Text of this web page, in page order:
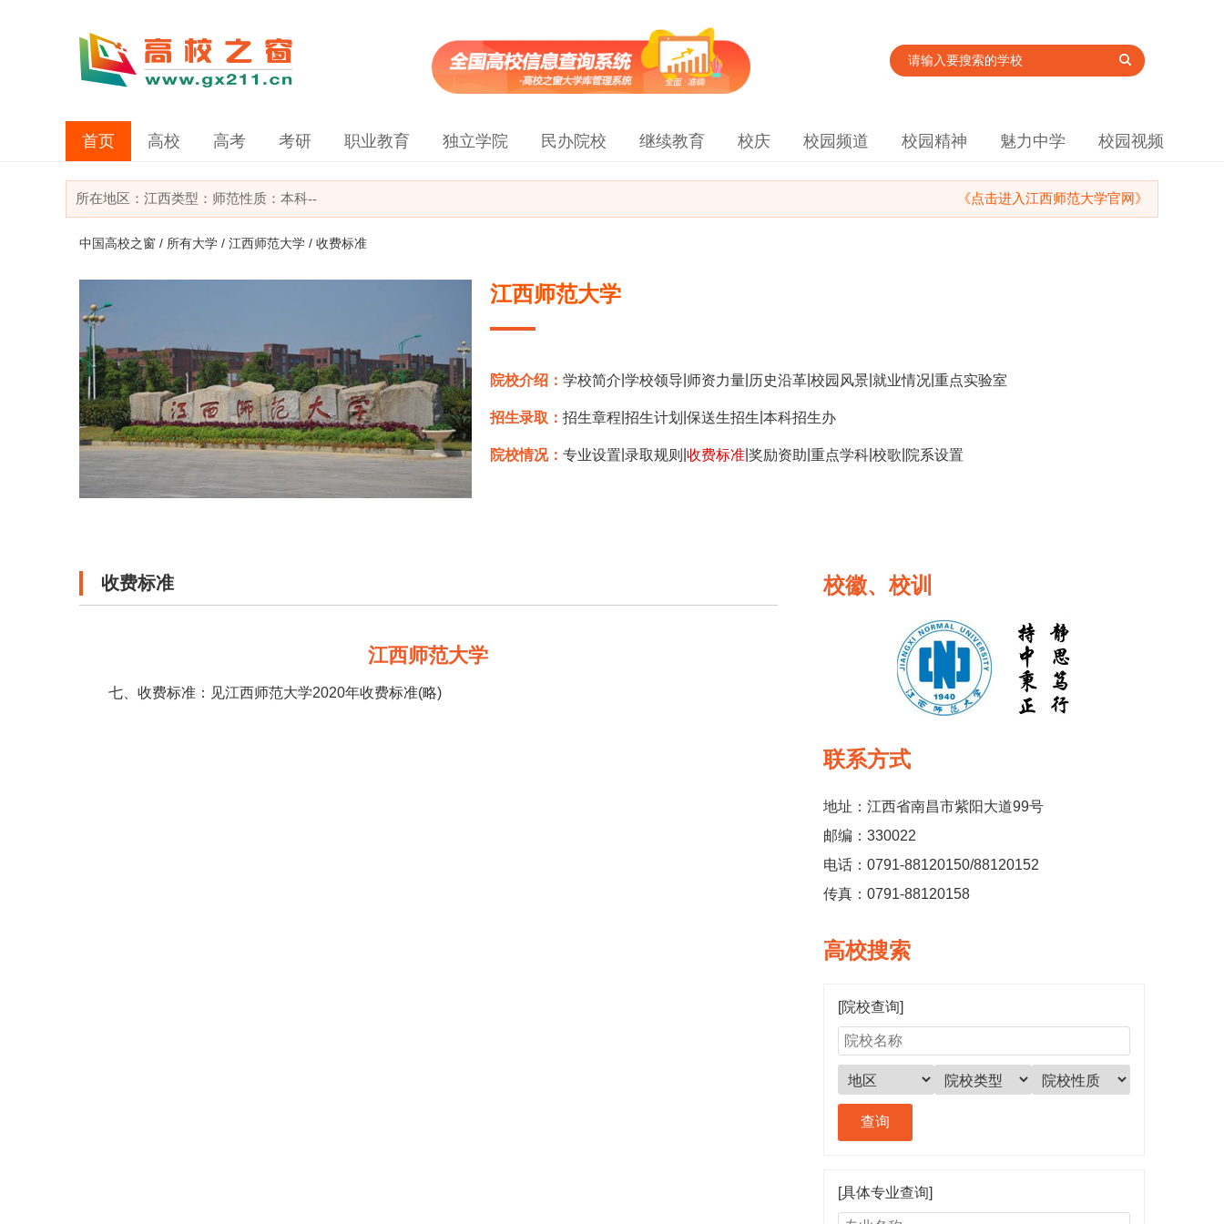
首页 高校 高考 考研 职业教育 独立学院 民办院校 继续教育 校庆 校园频道 校园精神 魅力中学 校园视频
所在地区： 江西类型： 师范性质：本科-- 《点击进入江西师范大学官网》
中国高校之窗 / 所有大学 / 江西师范大学 / 收费标准
江西师范大学
院校介绍：学校简介 |学校领导 师资力量 历史沿革 |校园风景 就业情况 |重点实验室
招生录取：招生章程 |招生计划 |保送生招生 |本科招生办
院校情况：专业设置 |录取规则 |收费标准 |奖励资助 |重点学科 |校歌 院系设置
收费标准
江西师范大学
七、收费标准：见江西师范大学2020年收费标准(略)
校徽、校训
联系方式
地址：江西省南昌市紫阳大道99号
邮编：330022
电话：0791-88120150/88120152
传真：0791-88120158
高校搜索
[院校查询]
[具体专业查询]